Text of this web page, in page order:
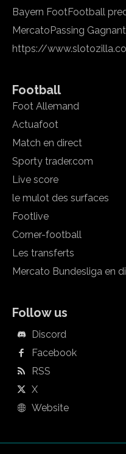
Bayern FootFootball
MercatoPassing Gagnant
https://
Football
Foot Allemand
Actuafoot
Match en direct
Sporty trader.com
Live score
le mulot des surfaces
Footlive
Corner-football
Les transferts
Mercato Bundesliga en
Follow us
Discord
Facebook
RSS
X
Website